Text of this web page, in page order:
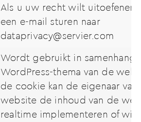
Als u uw recht wilt uitoefenen,
een e-mail sturen naar
dataprivacy@servier.com
Wordt gebruikt in samenhang
WordPress-thema van de
de cookie kan de eigenaar van
website de inhoud van de
realtime implementeren of